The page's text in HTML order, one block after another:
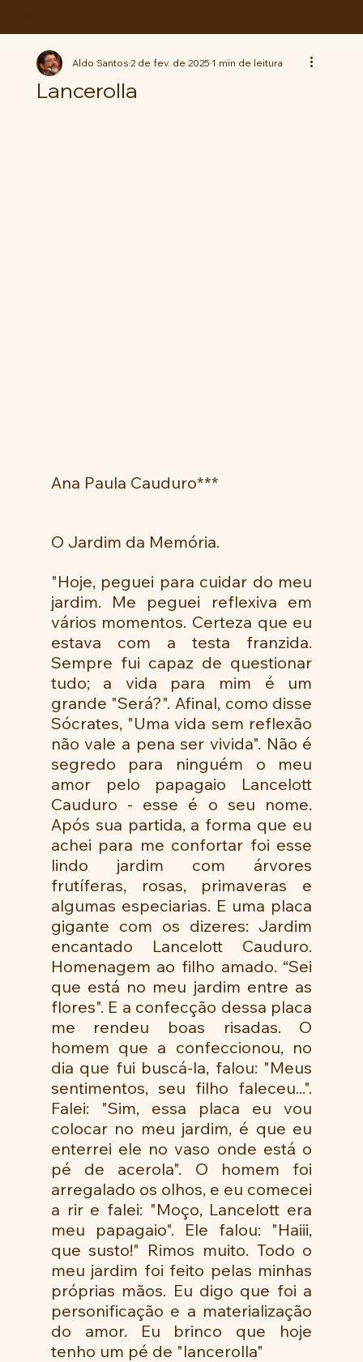
Lancerolla
Aldo Santos2 de fev. de 20251 min de leitura
Ana Paula Cauduro***
O Jardim da Memória.
"Hoje, peguei para cuidar do meu
jardim. Me peguei reflexiva em
vários momentos. Certeza que eu
estava com a testa franzida.
Sempre fui capaz de questionar
tudo; a vida para mim é um
grande "Será?". Afinal, como disse
Sócrates, "Uma vida sem reflexão
não vale a pena ser vivida". Não é
segredo para ninguém o meu
amor pelo papagaio Lancelott
Cauduro - esse é o seu nome.
Após sua partida, a forma que eu
achei para me confortar foi esse
lindo jardim com árvores
frutíferas, rosas, primaveras e
algumas especiarias. E uma placa
gigante com os dizeres: Jardim
encantado Lancelott Cauduro.
Homenagem ao filho amado. “Sei
que está no meu jardim entre as
flores". E a confecção dessa placa
me rendeu boas risadas. O
homem que a confeccionou, no
dia que fui buscá-la, falou: "Meus
sentimentos, seu filho faleceu...".
Falei: "Sim, essa placa eu vou
colocar no meu jardim, é que eu
enterrei ele no vaso onde está o
pé de acerola". O homem foi
arregalado os olhos, e eu comecei
a rir e falei: "Moço, Lancelott era
meu papagaio". Ele falou: "Haiii,
que susto!" Rimos muito. Todo o
meu jardim foi feito pelas minhas
próprias mãos. Eu digo que foi a
personificação e a materialização
do amor. Eu brinco que hoje
tenho um pé de "lancerolla"